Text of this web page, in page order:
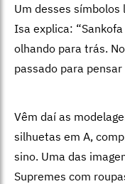
Um desses símbolos
Isa explica:
olhando para trás.
passado para
Vêm daí as
silhuetas em A,
sino. Uma das
Supremes com